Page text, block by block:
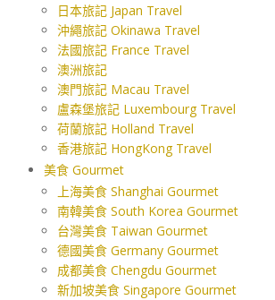
日本旅記 Japan Travel
沖繩旅記 Okinawa Travel
法國旅記 France Travel
澳洲旅記
澳門旅記 Macau Travel
盧森堡旅記 Luxembourg Travel
荷蘭旅記 Holland Travel
香港旅記 HongKong Travel
美食 Gourmet
上海美食 Shanghai Gourmet
南韓美食 South Korea Gourmet
台灣美食 Taiwan Gourmet
德國美食 Germany Gourmet
成都美食 Chengdu Gourmet
新加坡美食 Singapore Gourmet